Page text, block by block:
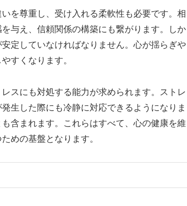
を尊重し、受け入れる柔軟性も必要です。相
与え、信頼関係の構築にも繋がります。しか
定していなければなりません。心が揺らぎや
すくなります。
スにも対処する能力が求められます。ストレ
生した際にも冷静に対応できるようになりま
含まれます。これらはすべて、心の健康を維
めの基盤となります。